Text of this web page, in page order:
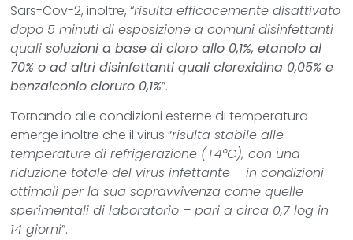
Sars-Cov-2, inoltre, “risulta efficacemente disattivato
dopo 5 minuti di esposizione a comuni disinfettanti
qualisoluzioni a base di cloro allo 0,1%, etanolo al
70% o ad altri disinfettanti quali clorexidina 0,05% e
benzalconio cloruro 0,1%”.
Tornando alle condizioni esterne di temperatura
emerge inoltre che il virus “risulta stabile alle
temperature di refrigerazione (+4°C), con una
riduzione totale del virus infettante – in condizioni
ottimali per la sua sopravvivenza come quelle
sperimentali di laboratorio – pari a circa 0,7 log in
14 giorni”.